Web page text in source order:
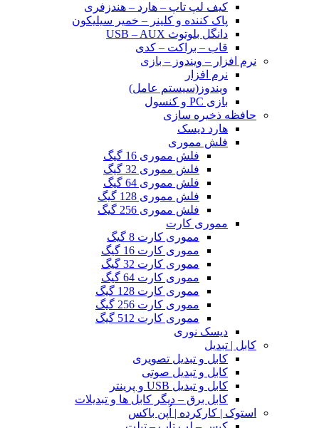
کیف لپ تاپ – هارد – هندزفری
پاک کننده و کلینر – خمیر سیلیکون
دانگل بلوتوث USB – AUX
قاب – براکت – کدی
نرم افزار – ویندوز – بازی
نرم افزار
ویندوز(سیستم عامل)
بازی PC و کنسول
حافظه ذخیره سازی
هارد دیسک
فلش مموری
فلش مموری 16 گیگ
فلش مموری 32 گیگ
فلش مموری 64 گیگ
فلش مموری 128 گیگ
فلش مموری 256 گیگ
مموری کارت
مموری کارت 8 گیگ
مموری کارت 16 گیگ
مموری کارت 32 گیگ
مموری کارت 64 گیگ
مموری کارت 128 گیگ
مموری کارت 256 گیگ
مموری کارت 512 گیگ
دیسک نوری
کابل | تبدیل
کابل و تبدیل تصویری
کابل و تبدیل صوتی
کابل و تبدیل USB و پرینتر
کابل برق – دیگر کابل ها و تبدیلات
استوک | کارکرده | اُپن باکس